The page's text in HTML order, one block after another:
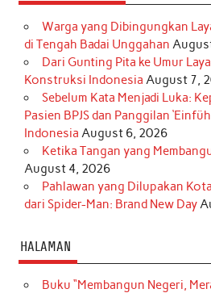
Warga yang Dibingungkan
di Tengah Badai Unggahan
Dari Gunting Pita ke Umur
Konstruksi Indonesia August 7,
Sebelum Kata Menjadi Luka:
Pasien BPJS dan Panggilan
Indonesia August 6, 2026
Ketika Tangan yang
August 4, 2026
Pahlawan yang Dilupakan
dari Spider-Man: Brand New Day
HALAMAN
Buku “Membangun Negeri,